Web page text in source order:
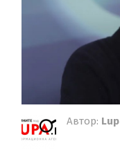
Автор: